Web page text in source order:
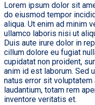
Lorem ipsum dolor sit
do eiusmod tempor
aliqua. Ut enim ad minim
ullamco laboris nisi ut
Duis aute irure dolor in
cillum dolore eu fugiat
cupidatat non proident,
anim id est laborum. Sed
natus error sit
laudantium, totam rem
inventore veritatis et.